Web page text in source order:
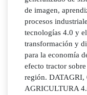
de imagen,
procesos
tecnologías 4.0 y
transformación y
para la economía
efecto tractor
región.
AGRICULTURA